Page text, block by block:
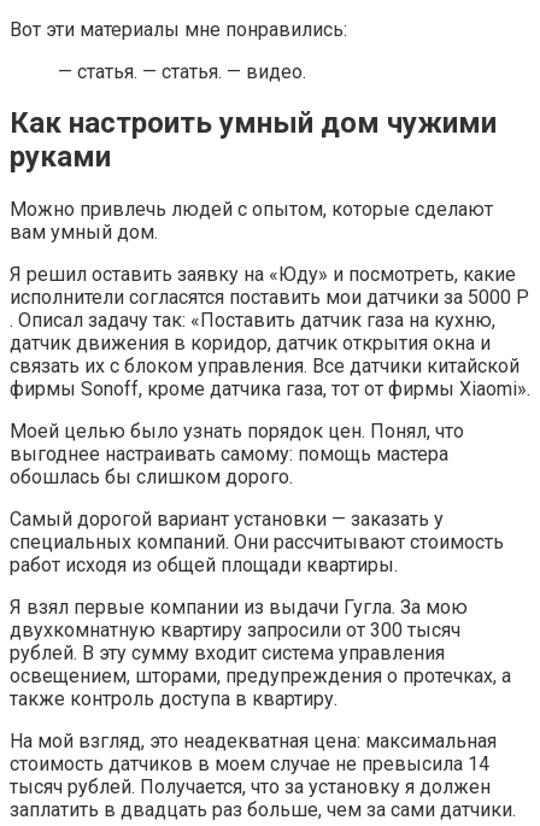
Вот эти материалы мне понравились:
— статья. — статья. — видео.
Как настроить умный дом чужими
руками
Можно привлечь людей с опытом, которые сделают
вам умный дом.
Я решил оставить заявку на «Юду» и посмотреть, какие
исполнители согласятся поставить мои датчики за 5000 Р
. Описал задачу так: «Поставить датчик газа на кухню,
датчик движения в коридор, датчик открытия окна и
связать их с блоком управления. Все датчики китайской
фирмы Sonoff, кроме датчика газа, тот от фирмы Xiaomi».
Моей целью было узнать порядок цен. Понял, что
выгоднее настраивать самому: помощь мастера
обошлась бы слишком дорого.
Самый дорогой вариант установки — заказать у
специальных компаний. Они рассчитывают стоимость
работ исходя из общей площади квартиры.
Я взял первые компании из выдачи Гугла. За мою
двухкомнатную квартиру запросили от 300 тысяч
рублей. В эту сумму входит система управления
освещением, шторами, предупреждения о протечках, а
также контроль доступа в квартиру.
На мой взгляд, это неадекватная цена: максимальная
стоимость датчиков в моем случае не превысила 14
тысяч рублей. Получается, что за установку я должен
заплатить в двадцать раз больше, чем за сами датчики.